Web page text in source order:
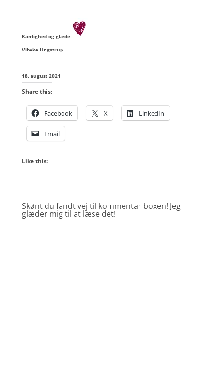
Kærlighed og glæde
Vibeke Ungstrup
18. august 2021
Share this:
Facebook X LinkedIn
Email
Like this:
Skønt du fandt vej til kommentar boxen! Jeg
glæder mig til at læse det!